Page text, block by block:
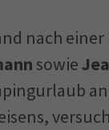
nach einer
sowie